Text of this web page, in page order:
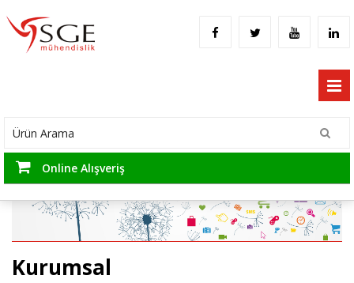
Online Alışveriş
Kurumsal